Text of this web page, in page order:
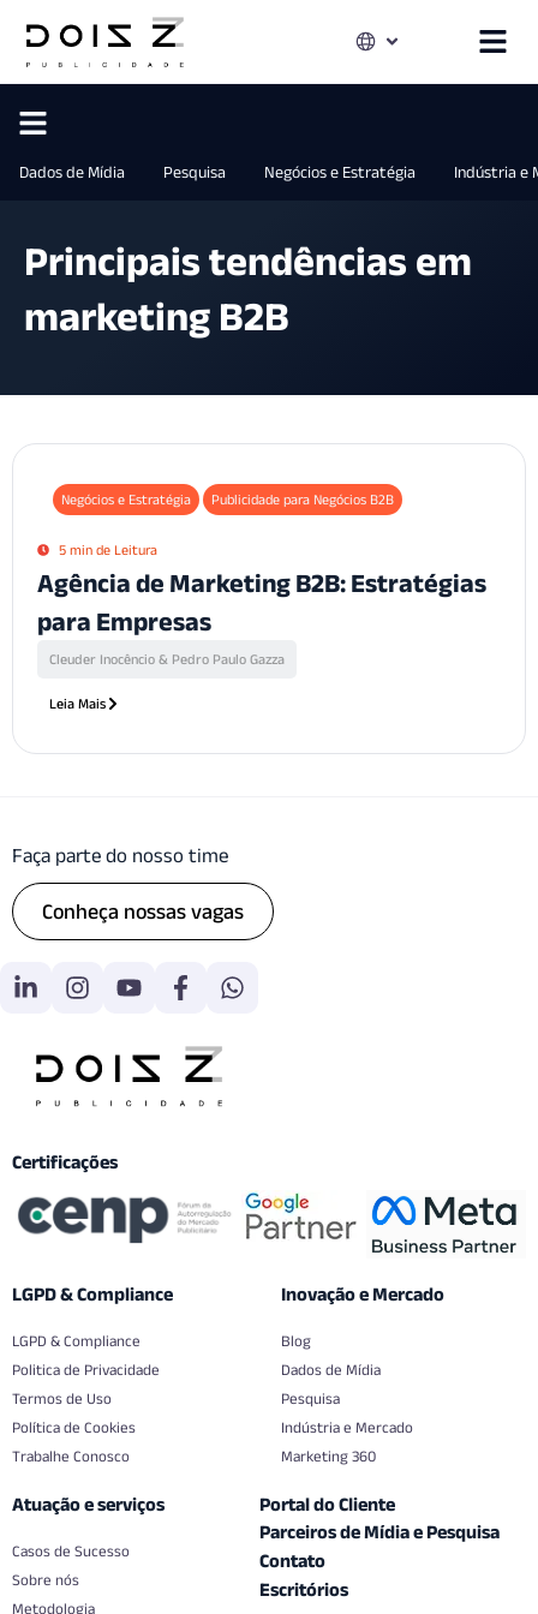
Dados de Mídia Pesquisa Negócios e Estratégia Indústria e
Principais tendências em
marketing B2B
Negócios e Estratégia Publicidade para Negócios B2B
5 min de Leitura
Agência de Marketing B2B: Estratégias
para Empresas
Cleuder Inocêncio & Pedro Paulo Gazza
Leia Mais
Faça parte do nosso time
Conheça nossas vagas
Certificações
LGPD & Compliance
LGPD & Compliance
Politica de Privacidade
Termos de Uso
Política de Cookies
Trabalhe Conosco
Inovação e Mercado
Blog
Dados de Mídia
Pesquisa
Indústria e Mercado
Marketing 360
Atuação e serviços
Casos de Sucesso
Sobre nós
Metodologia
Portal do Cliente
Parceiros de Mídia e Pesquisa
Contato
Escritórios